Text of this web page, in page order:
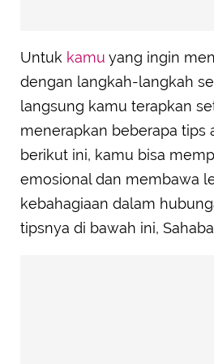
Untuk kamu yang ingin
dengan langkah-langkah
langsung kamu terapkan
menerapkan beberapa tips
berikut ini, kamu bisa
emosional dan membawa
kebahagiaan dalam
tipsnya di bawah ini,